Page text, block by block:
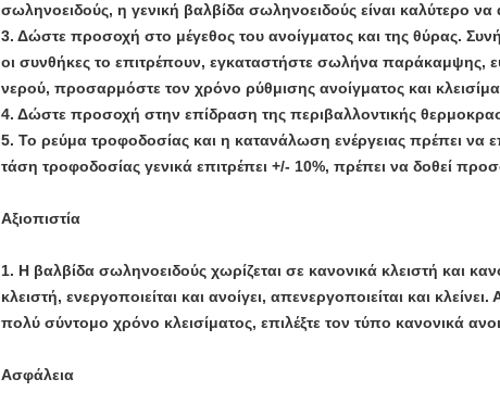
σωληνοειδούς, η γενική βαλβίδα σωληνοειδούς είναι καλύτερο να
3. Δώστε προσοχή στο μέγεθος του ανοίγματος και της θύρας.
οι συνθήκες το επιτρέπουν, εγκαταστήστε σωλήνα
νερού, προσαρμόστε τον χρόνο ρύθμισης ανοίγματος και
4. Δώστε προσοχή στην επίδραση της περιβαλλοντικής
5. Το ρεύμα τροφοδοσίας και η κατανάλωση ενέργειας πρέπει να
τάση τροφοδοσίας γενικά επιτρέπει +/- 10%, πρέπει να δοθεί
Αξιοπιστία
1. Η βαλβίδα σωληνοειδούς χωρίζεται σε κανονικά κλειστή και
κλειστή, ενεργοποιείται και ανοίγει, απενεργοποιείται και
πολύ σύντομο χρόνο κλεισίματος, επιλέξτε τον τύπο κανονικά
Ασφάλεια